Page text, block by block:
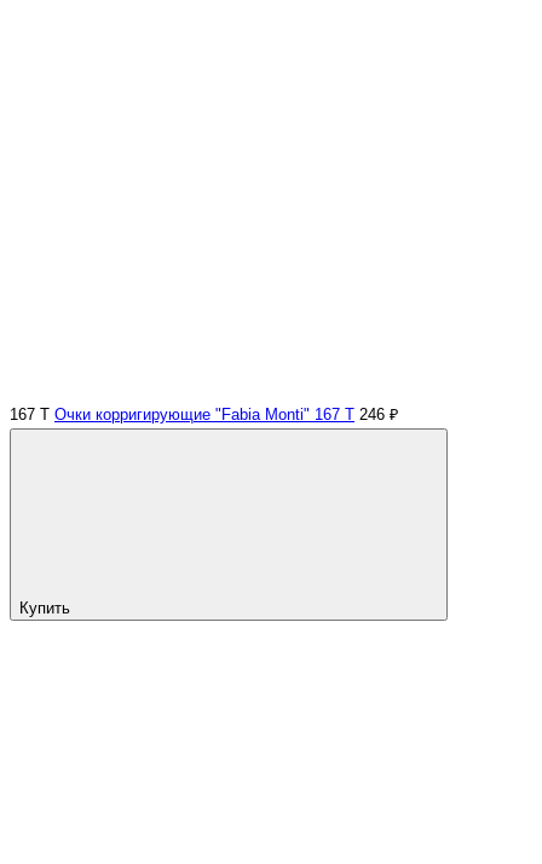
167 Т Очки корригирующие "Fabia Monti" 167 Т 246 ₽
Купить